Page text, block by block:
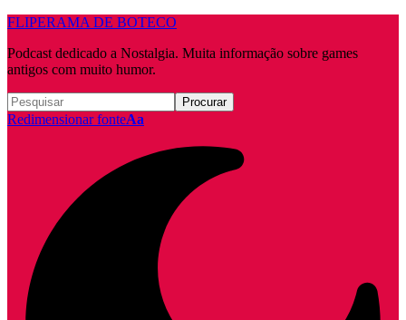
FLIPERAMA DE BOTECO
Podcast dedicado a Nostalgia. Muita informação sobre games
antigos com muito humor.
Redimensionar fonteAa